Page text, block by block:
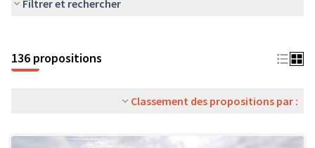
Filtrer et rechercher
136 propositions
Classement des propositions par :